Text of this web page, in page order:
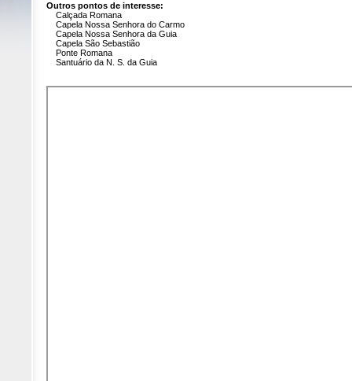
Outros pontos de interesse:
Calçada Romana
Capela Nossa Senhora do Carmo
Capela Nossa Senhora da Guia
Capela São Sebastião
Ponte Romana
Santuário da N. S. da Guia